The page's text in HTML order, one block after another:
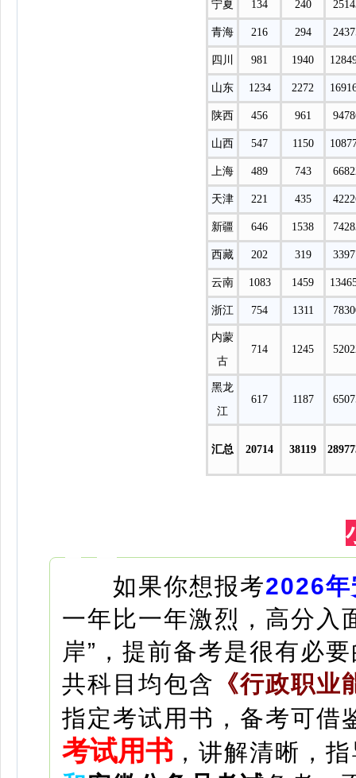
宁夏 134 240
青海 216 294
四川 981 1940
山东 1234 2272
陕西 456 961
山西 547 1150
上海 489 743
天津 221 435
新疆 646 1538
西藏 202 319
云南 1083 1459
浙江 754 1311
内蒙
古
714 1245
黑龙
江
617 1187
汇总 20714 38119
如果你想报考2026年
一年比一年激烈，高分入
岸”，提前备考是很有必
共科目均包含 《行政职
指定考试用书，备考可
考试用书 ，讲解清晰，